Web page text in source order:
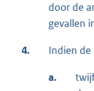
door de
gevallen
4. Indien
a.